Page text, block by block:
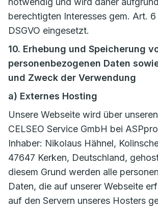
berechtigten Interesses gem. Art. 6
DSGVO eingesetzt.
10. Erhebung und Speicherung
personenbezogenen Daten
und Zweck der Verwendung
a) Externes Hosting
Unsere Webseite wird über
CELSEO Service GmbH bei
Inhaber: Nikolaus Hähnel,
47647 Kerken, Deutschland,
diesem Grund werden alle
Daten, die auf unserer Webseite
auf den Servern unseres Hosters